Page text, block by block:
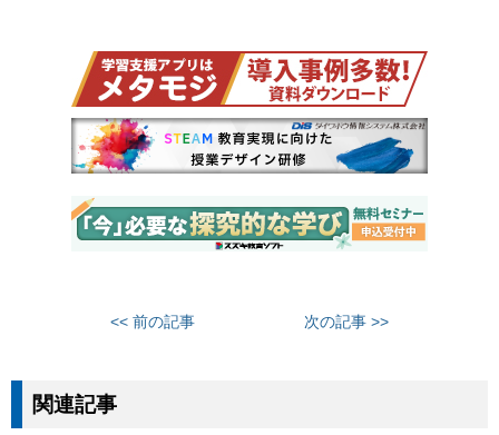
<< 前の記事 次の記事 >>
関連記事